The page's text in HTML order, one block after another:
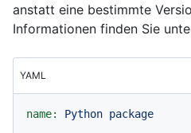
anstatt eine bestimmte
Informationen finden Sie
YAML
name: Python package